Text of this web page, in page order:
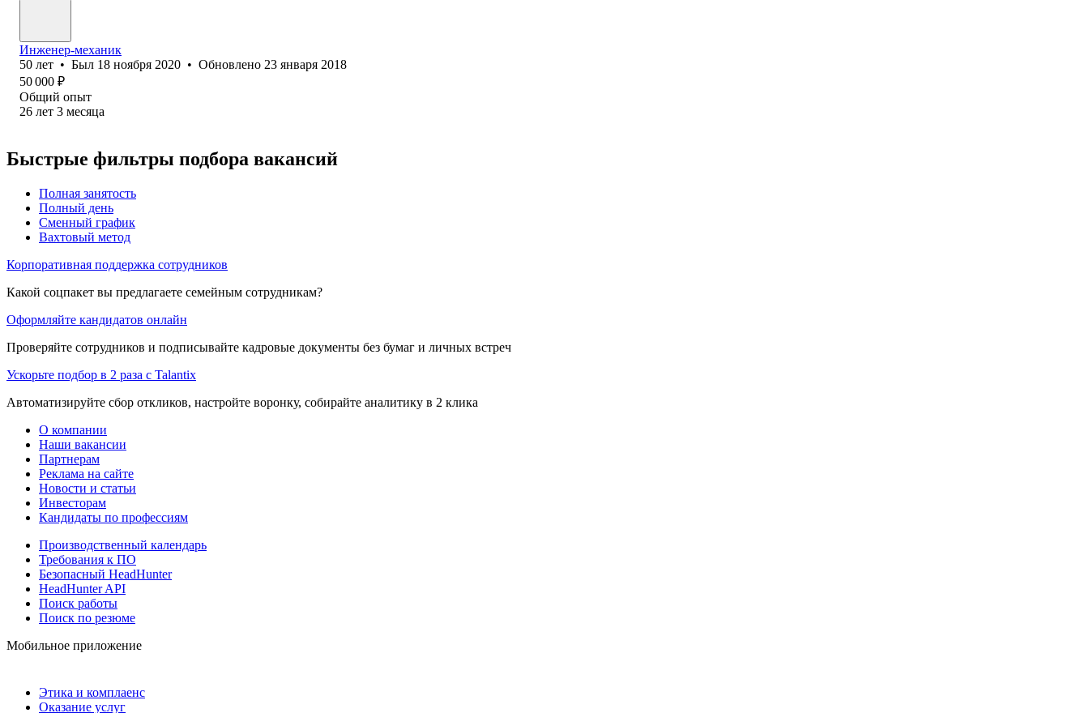
Инженер-механик
50 лет • Был 18 ноября 2020 • Обновлено 23 января 2018
50 000 ₽
Общий опыт
26 лет 3 месяца
Быстрые фильтры подбора вакансий
Полная занятость
Полный день
Сменный график
Вахтовый метод
Корпоративная поддержка сотрудников
Какой соцпакет вы предлагаете семейным сотрудникам?
Оформляйте кандидатов онлайн
Проверяйте сотрудников и подписывайте кадровые документы без бумаг и личных встреч
Ускорьте подбор в 2 раза с Talantix
Автоматизируйте сбор откликов, настройте воронку, собирайте аналитику в 2 клика
О компании
Наши вакансии
Партнерам
Реклама на сайте
Новости и статьи
Инвесторам
Кандидаты по профессиям
Производственный календарь
Требования к ПО
Безопасный HeadHunter
HeadHunter API
Поиск работы
Поиск по резюме
Мобильное приложение
Этика и комплаенс
Оказание услуг